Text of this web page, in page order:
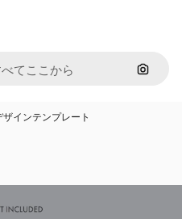
画像で
インテンプレート